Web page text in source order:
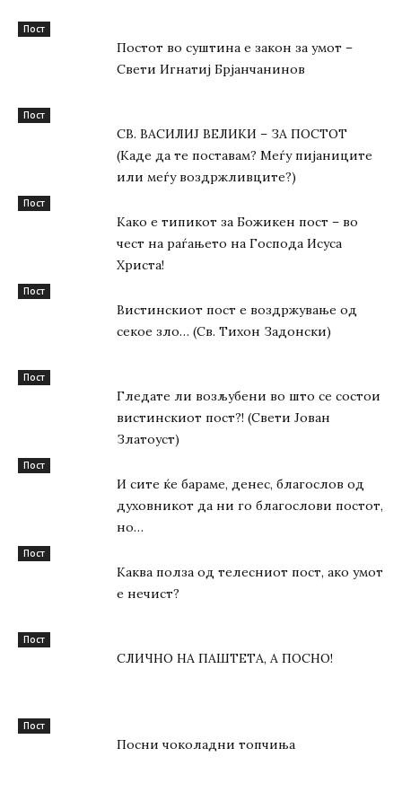
Пост
Постот во суштина е закон за умот –
Свети Игнатиј Брјанчанинов
Пост
СВ. ВАСИЛИЈ ВЕЛИКИ – ЗА ПОСТОТ
(Каде да те поставам? Меѓу пијаниците
или меѓу воздржливците?)
Пост
Како е типикот за Божикен пост – во
чест на раѓањето на Господа Исуса
Христа!
Пост
Вистинскиот пост е воздржување од
секое зло… (Св. Тихон Задонски)
Пост
Гледате ли возљубени во што се состои
вистинскиот пост?! (Свети Јован
Златоуст)
Пост
И сите ќе бараме, денес, благослов од
духовникот да ни го благослови постот,
но…
Пост
Каква полза од телесниот пост, ако умот
е нечист?
Пост
СЛИЧНО НА ПАШТЕТА, А ПОСНО!
Пост
Посни чоколадни топчиња